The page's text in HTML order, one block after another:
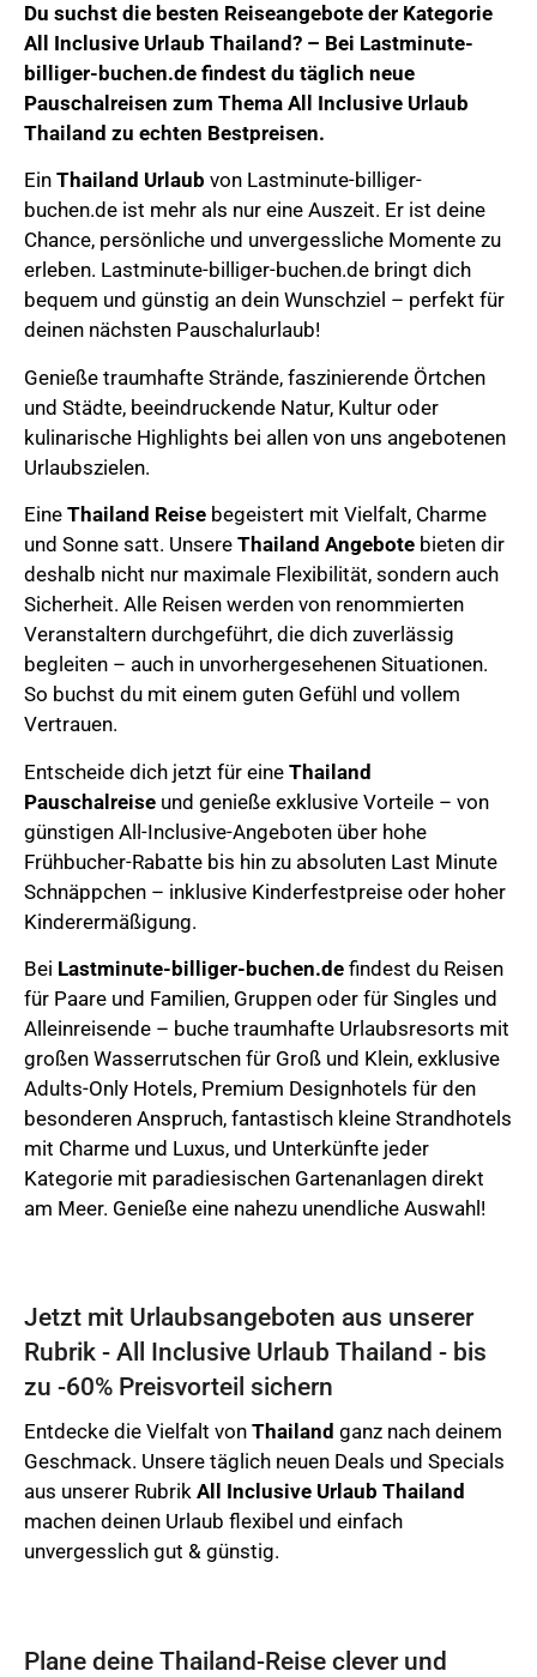
Du suchst die besten Reiseangebote der Kategorie
All Inclusive Urlaub Thailand? – Bei Lastminute-
billiger-buchen.de findest du täglich neue
Pauschalreisen zum Thema All Inclusive Urlaub
Thailand zu echten Bestpreisen.
Ein Thailand Urlaub von Lastminute-billiger-
buchen.de ist mehr als nur eine Auszeit. Er ist deine
Chance, persönliche und unvergessliche Momente zu
erleben. Lastminute-billiger-buchen.de bringt dich
bequem und günstig an dein Wunschziel – perfekt für
deinen nächsten Pauschalurlaub!
Genieße traumhafte Strände, faszinierende Örtchen
und Städte, beeindruckende Natur, Kultur oder
kulinarische Highlights bei allen von uns angebotenen
Urlaubszielen.
Eine Thailand Reise begeistert mit Vielfalt, Charme
und Sonne satt. Unsere Thailand Angebote bieten dir
deshalb nicht nur maximale Flexibilität, sondern auch
Sicherheit. Alle Reisen werden von renommierten
Veranstaltern durchgeführt, die dich zuverlässig
begleiten – auch in unvorhergesehenen Situationen.
So buchst du mit einem guten Gefühl und vollem
Vertrauen.
Entscheide dich jetzt für eine Thailand
Pauschalreise und genieße exklusive Vorteile – von
günstigen All-Inclusive-Angeboten über hohe
Frühbucher-Rabatte bis hin zu absoluten Last Minute
Schnäppchen – inklusive Kinderfestpreise oder hoher
Kinderermäßigung.
Bei Lastminute-billiger-buchen.de findest du Reisen
für Paare und Familien, Gruppen oder für Singles und
Alleinreisende – buche traumhafte Urlaubsresorts mit
großen Wasserrutschen für Groß und Klein, exklusive
Adults-Only Hotels, Premium Designhotels für den
besonderen Anspruch, fantastisch kleine Strandhotels
mit Charme und Luxus, und Unterkünfte jeder
Kategorie mit paradiesischen Gartenanlagen direkt
am Meer. Genieße eine nahezu unendliche Auswahl!
Jetzt mit Urlaubsangeboten aus unserer
Rubrik - All Inclusive Urlaub Thailand - bis
zu -60% Preisvorteil sichern
Entdecke die Vielfalt von Thailand ganz nach deinem
Geschmack. Unsere täglich neuen Deals und Specials
aus unserer Rubrik All Inclusive Urlaub Thailand
machen deinen Urlaub flexibel und einfach
unvergesslich gut & günstig.
Plane deine Thailand-Reise clever und